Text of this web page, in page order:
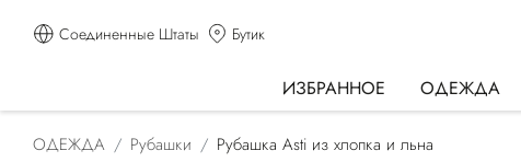
Соединенные Штаты Бутик
ИЗБРАННОЕ ОДЕЖДА
ОДЕЖДА Рубашки Рубашка Asti из хлопка и льна